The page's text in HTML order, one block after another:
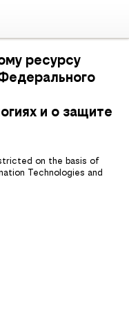
ресурсу
и о защите
on the basis of
Technologies and